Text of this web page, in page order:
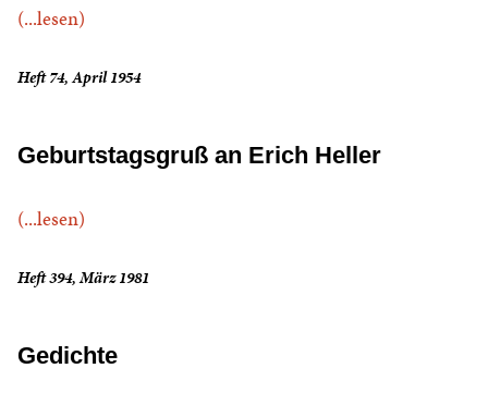
(...lesen)
Heft 74, April 1954
Geburtstagsgruß an Erich Heller
(...lesen)
Heft 394, März 1981
Gedichte